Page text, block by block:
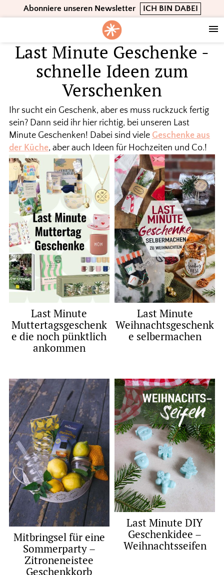
to
to
to
Abonniere unseren Newsletter ICH BIN DABEI
Last Minute Geschenke -
schnelle Ideen zum
Verschenken
Ihr sucht ein Geschenk, aber es muss ruckzuck fertig
sein? Dann seid ihr hier richtig, bei unseren Last
Minute Geschenken! Dabei sind viele Geschenke aus
der Küche, aber auch Ideen für Hochzeiten und Co.!
Last Minute
Muttertagsgeschenk
e die noch pünktlich
ankommen
Last Minute
Weihnachtsgeschenk
e selbermachen
Mitbringsel für eine
Sommerparty –
Zitroneneistee
Geschenkkorb
Last Minute DIY
Geschenkidee –
Weihnachtsseifen